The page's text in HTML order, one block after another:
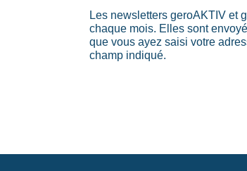
Les newsletters geroAKTIV et
chaque mois. Elles sont
que vous ayez saisi votre
champ indiqué.